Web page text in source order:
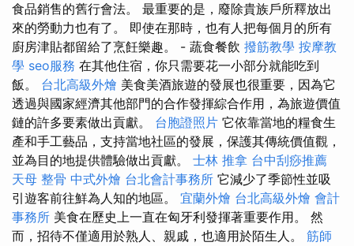
食品銷售的舊行會法。 最重要的是，廢除貴族戶所釋放出
來的勞動力也有了。 即使在那時，也有人把每個月的所有
廚房津貼都留給了烹飪樂趣。 - 蔬食餐飲 撥筋教學 按摩教
學 seo服務 在其他住宿，你只需要花一小部分就能吃到
飯。 台北高級外燴 美食美酒旅遊的發展也很重要，因為它
透過與國家經濟其他部門的合作發揮綜合作用，為旅遊價值
鏈的許多要素做出貢獻。 台胞證照片 它依靠當地的糧食生
產和手工藝品，支持當地社區的發展，保護其傳統價值觀，
並為目的地提供體驗做出貢獻。 士林 推拿 台中刮痧推薦
天母 整骨 中式外燴 台北會計事務所 它減少了季節性並吸
引遊客前往鮮為人知的地區。 宜蘭外燴 台北高級外燴 會計
事務所 美食在歷史上一直在匈牙利發揮著重要作用。 然
而，招待不僅適用於熟人、親戚，也適用於陌生人。 筋師